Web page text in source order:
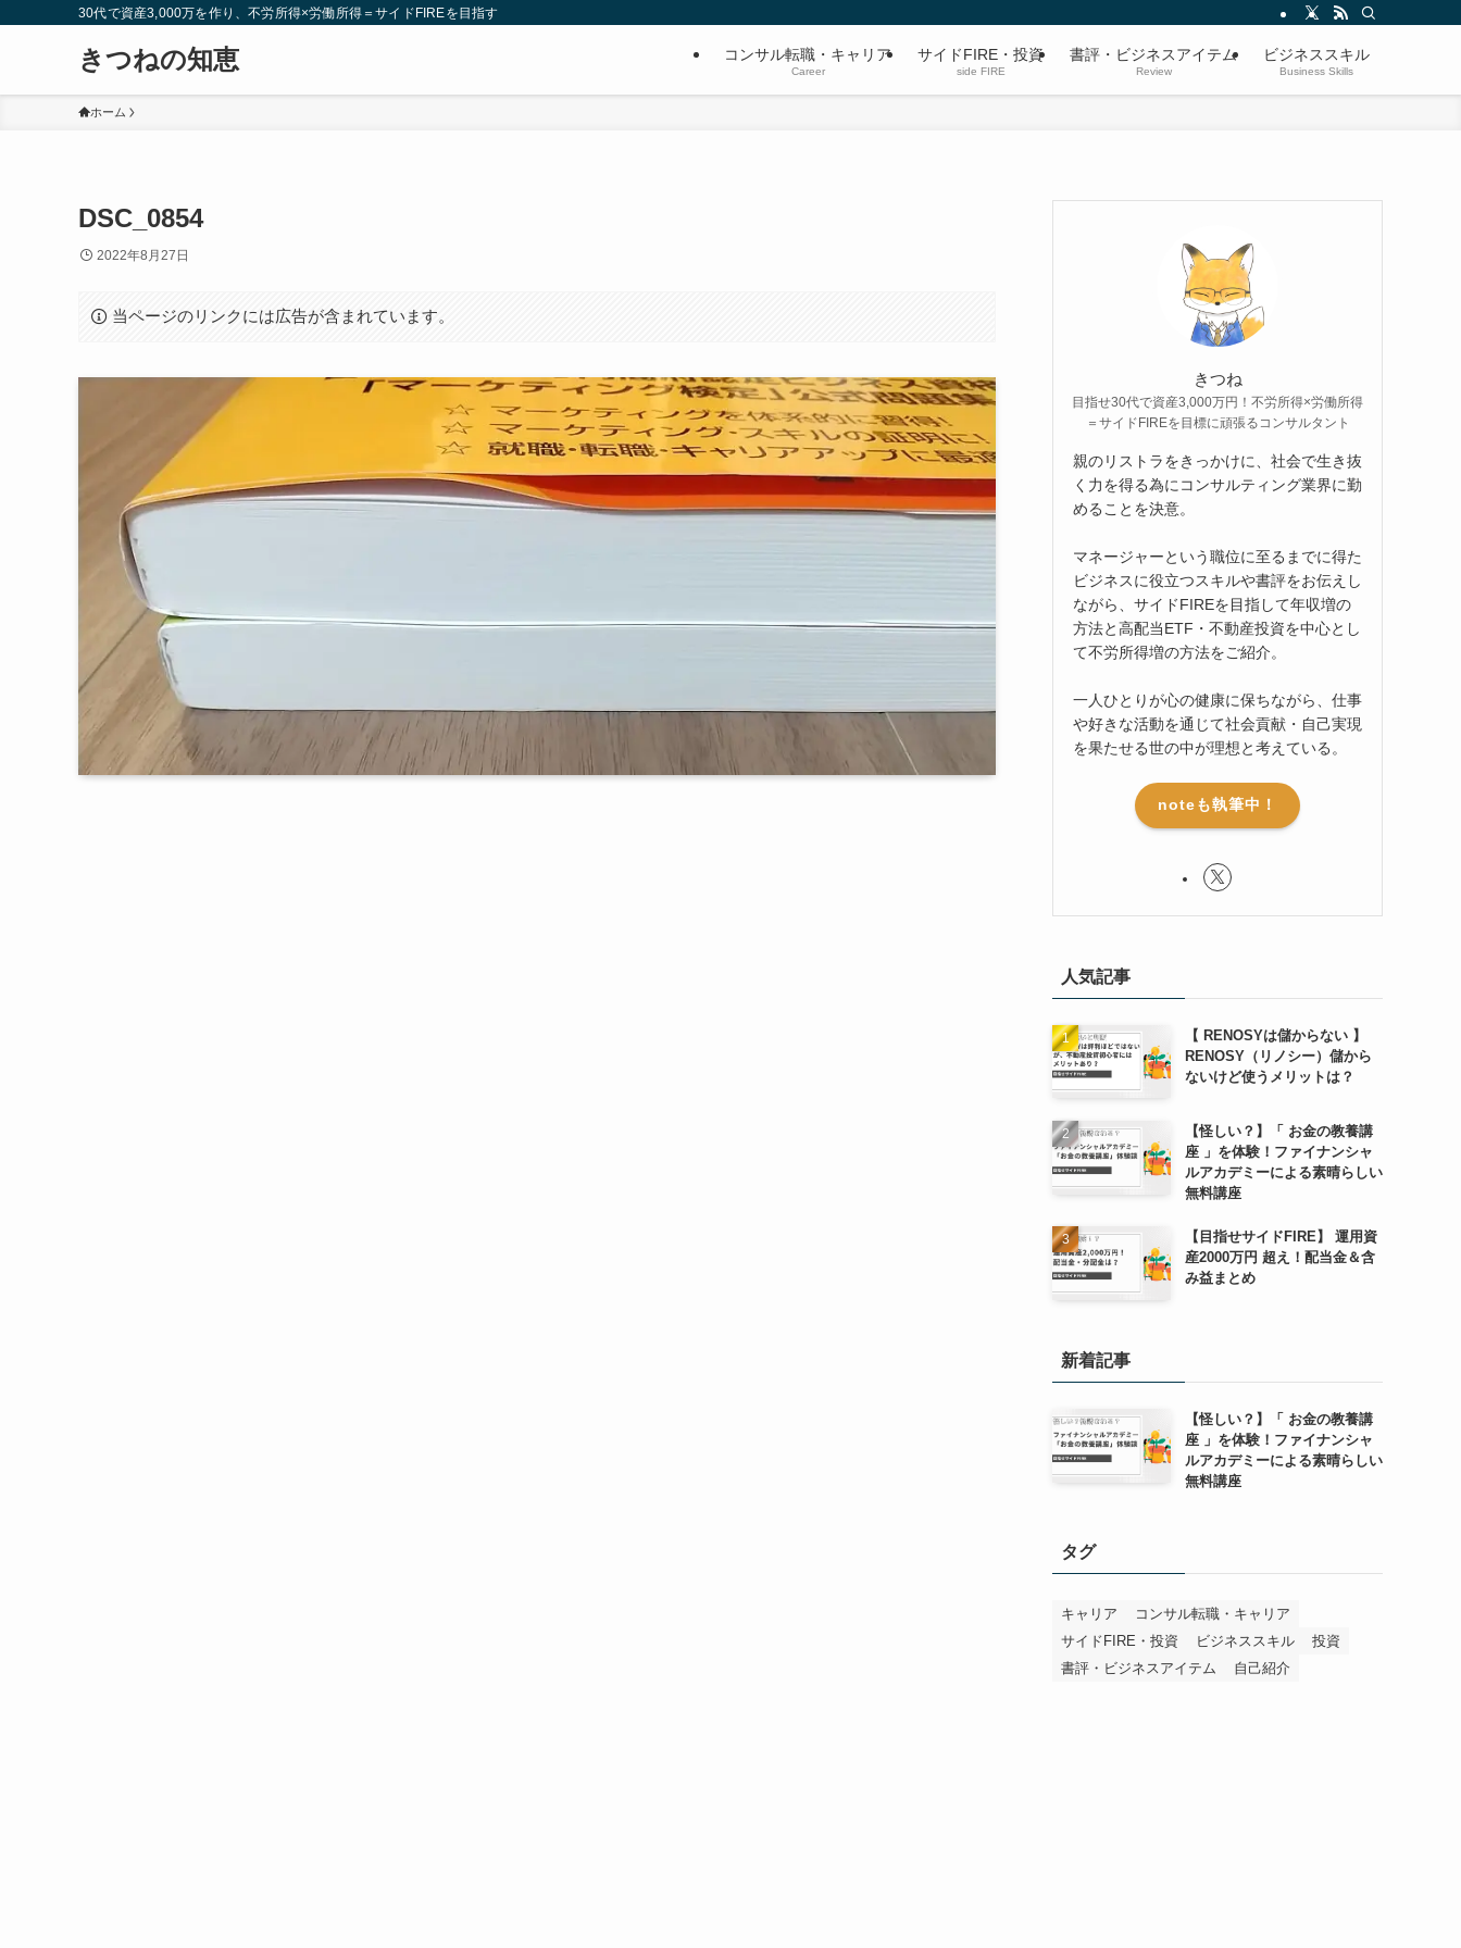
30代で資産3,000万を作り、不労所得×労働所得＝サイドFIREを目指す
きつねの知恵 コンサル転職・キャリア
Career
サイドFIRE・投資
side FIRE
書評・ビジネスアイテム
Review
ビジネススキル
Business Skills
ホーム
DSC_0854
2022年8月27日
当ページのリンクには広告が含まれています。
きつね
目指せ30代で資産3,000万円！不労所得×労働所得
＝サイドFIREを目標に頑張るコンサルタント
親のリストラをきっかけに、社会で生き抜
く力を得る為にコンサルティング業界に勤
めることを決意。
マネージャーという職位に至るまでに得た
ビジネスに役立つスキルや書評をお伝えし
ながら、サイドFIREを目指して年収増の
方法と高配当ETF・不動産投資を中心とし
て不労所得増の方法をご紹介。
一人ひとりが心の健康に保ちながら、仕事
や好きな活動を通じて社会貢献・自己実現
を果たせる世の中が理想と考えている。
noteも執筆中！
人気記事
【 RENOSYは儲からない 】
RENOSY（リノシー）儲から
ないけど使うメリットは？
【怪しい？】「 お金の教養講
座 」を体験！ファイナンシャ
ルアカデミーによる素晴らしい
無料講座
【目指せサイドFIRE】 運用資
産2000万円 超え！配当金＆含
み益まとめ
新着記事
【怪しい？】「 お金の教養講
座 」を体験！ファイナンシャ
ルアカデミーによる素晴らしい
無料講座
タグ
キャリア
コンサル転職・キャリア
サイドFIRE・投資
ビジネススキル
投資
書評・ビジネスアイテム
自己紹介